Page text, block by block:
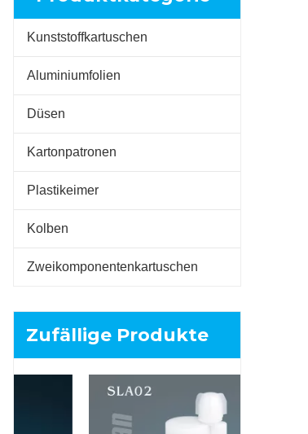
Kunststoffkartuschen
Aluminiumfolien
Düsen
Kartonpatronen
Plastikeimer
Kolben
Zweikomponentenkartuschen
Zufällige Produkte